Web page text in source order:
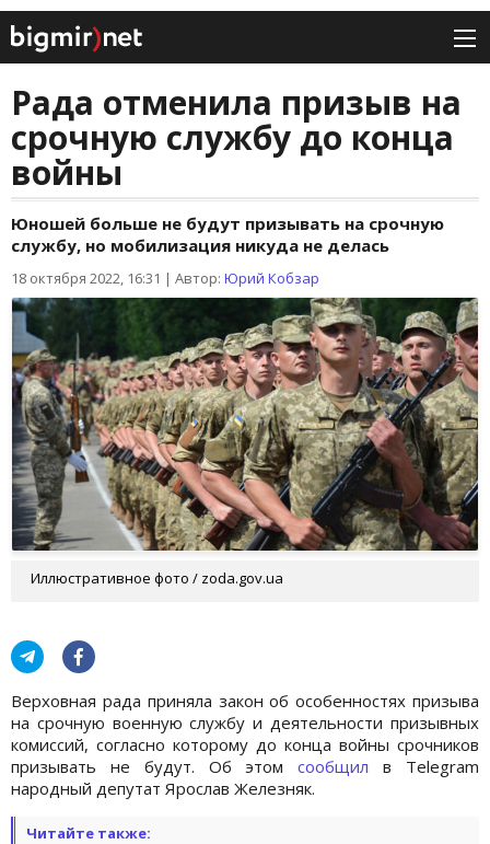
Рада отменила призыв на
срочную службу до конца
войны
Юношей больше не будут призывать на срочную
службу, но мобилизация никуда не делась
18 октября 2022, 16:31 | Автор: Юрий Кобзар
Иллюстративное фото / zoda.gov.ua
Верховная рада приняла закон об особенностях призыва
на срочную военную службу и деятельности призывных
комиссий, согласно которому до конца войны срочников
призывать не будут. Об этомсообщил в Telegram
народный депутат Ярослав Железняк.
Читайте также: